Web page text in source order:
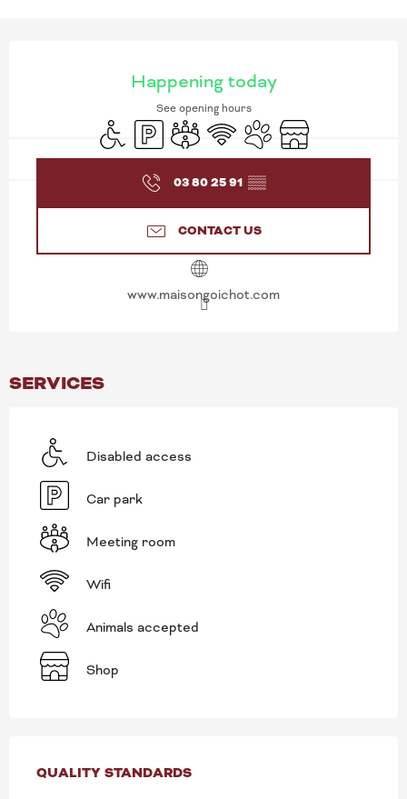
OPENING HOURS &
Happening today
See opening hours
Disabled access
Car parkMeeting room
Wifi Animals accepted
Shop
03 80 25 91 ▒▒
CONTACT US
www.maisongoichot.com
SERVICES
Disabled access
Car park
Meeting room
Wifi
Animals accepted
Shop
SERVICES OFFERED
QUALITY STANDARDS
QUALITY STANDARDS